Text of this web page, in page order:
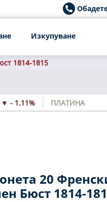
Изкупуване
1814-1815
▼ - 1.11% ПЛАТИНА
20
Бюст 1814-